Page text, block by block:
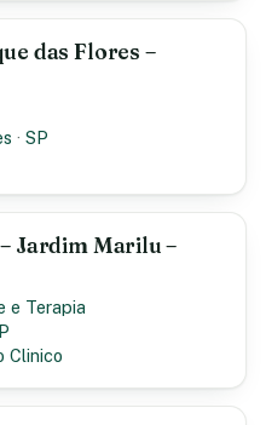
das Flores –
·SP
Jardim Marilu –
e Terapia
Clinico